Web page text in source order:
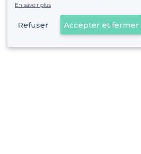
Référencer mon
Déjà client
En savoir plus
Refuser Accepter et fermer